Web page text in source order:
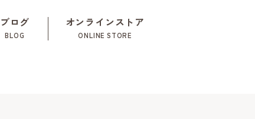
ブログ
BLOG
オンラインストア
ONLINE STORE